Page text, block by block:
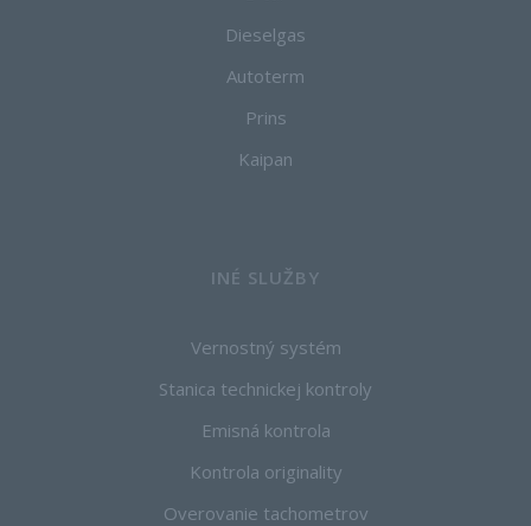
Dieselgas
Autoterm
Prins
Kaipan
INÉ SLUŽBY
Vernostný systém
Stanica technickej kontroly
Emisná kontrola
Kontrola originality
Overovanie tachometrov